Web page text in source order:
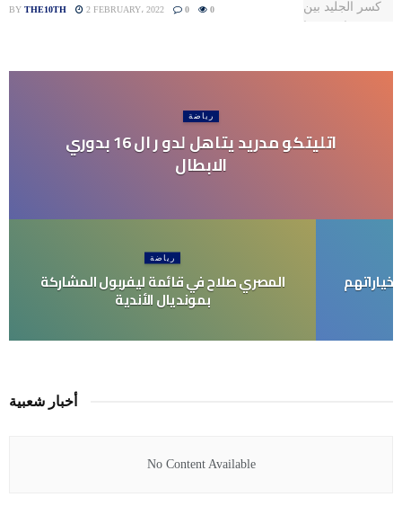
BY THE10TH 2 FEBRUARY، 2022 0 0
رياضة
اتليتكو مدريد يتاهل لدو ر ال 16 بدوري
الابطال
رياضة
المصري صلاح في قائمة ليفربول المشاركة
بمونديال الأندية
خياراتهم
أخبار شعبية
No Content Available